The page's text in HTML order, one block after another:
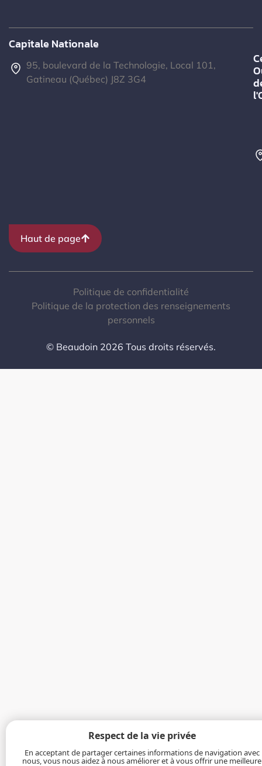
Capitale Nationale
95, boulevard de la Technologie, Local 101,
Gatineau (Québec) J8Z 3G4
Haut de page
Politique de confidentialité
Politique de la protection des renseignements
personnels
© Beaudoin 2026 Tous droits réservés.
Respect de la vie privée
En acceptant de partager certaines informations de navigation avec
nous, vous nous aidez à nous améliorer et à vous offrir une meilleure